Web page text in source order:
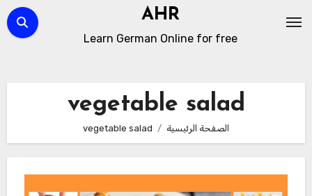
المحتوى
AHR
Learn German Online for free
vegetable salad
الصفحة الرئيسية vegetable salad